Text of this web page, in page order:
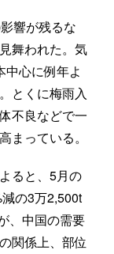
響が残るな
舞われた。気
心に例年よ
とくに梅雨入
不良などで一
まっている。
ると、5月の
の3万2,500t
、中国の需要
関係上、部位